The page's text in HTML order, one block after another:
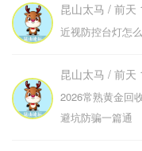
昆山太马 / 前天
近视防控台灯怎
昆山太马 / 前天
2026常熟黄金回
避坑防骗一篇通